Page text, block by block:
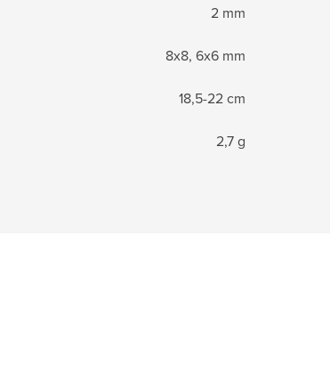
2 mm
8x8, 6x6 mm
18,5-22 cm
2,7 g